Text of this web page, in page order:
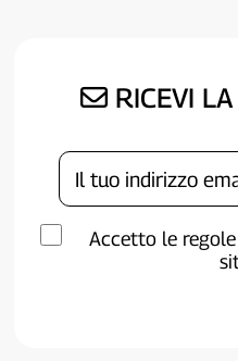
RICEVI LA
Accetto le